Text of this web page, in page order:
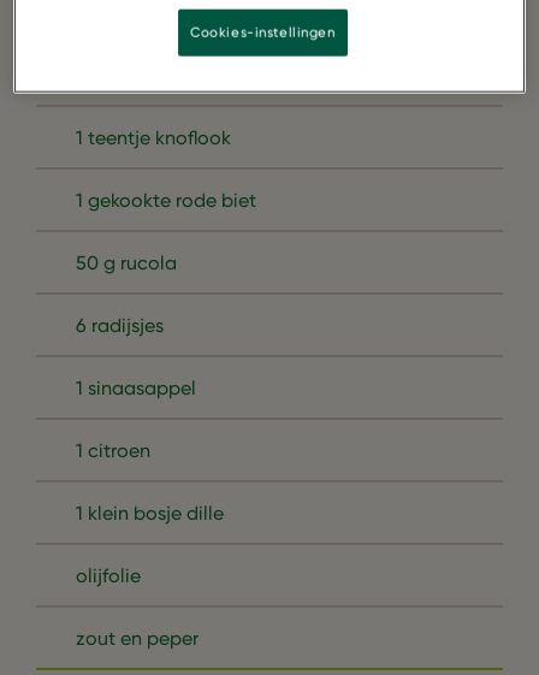
200 g quinoa
1 teentje knoflook
1 gekookte rode biet
50 g rucola
6 radijsjes
1 sinaasappel
1 citroen
1 klein bosje dille
olijfolie
zout en peper
Cookies-instellingen